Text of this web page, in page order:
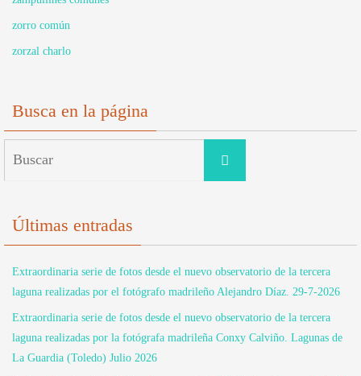
zorro común
zorzal charlo
Busca en la página
Buscar
Últimas entradas
Extraordinaria serie de fotos desde el nuevo observatorio de la tercera
laguna realizadas por el fotógrafo madrileño Alejandro Díaz. 29-7-2026
Extraordinaria serie de fotos desde el nuevo observatorio de la tercera
laguna realizadas por la fotógrafa madrileña Conxy Calviño. Lagunas de
La Guardia (Toledo) Julio 2026